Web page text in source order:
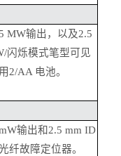
MW输出，以及2.5
闪烁模式笔型可见
2/AA 电池。
输出和2.5 mm ID
纤故障定位器。